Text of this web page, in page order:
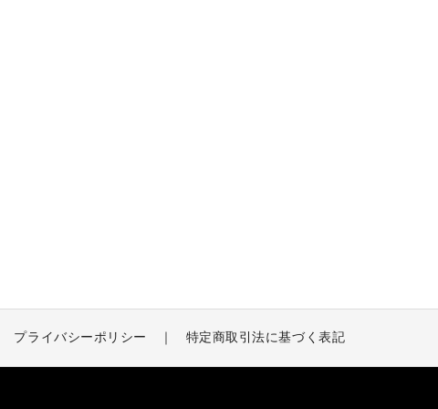
プライバシーポリシー 特定商取引法に基づく表記